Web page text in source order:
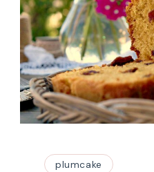
plumcake